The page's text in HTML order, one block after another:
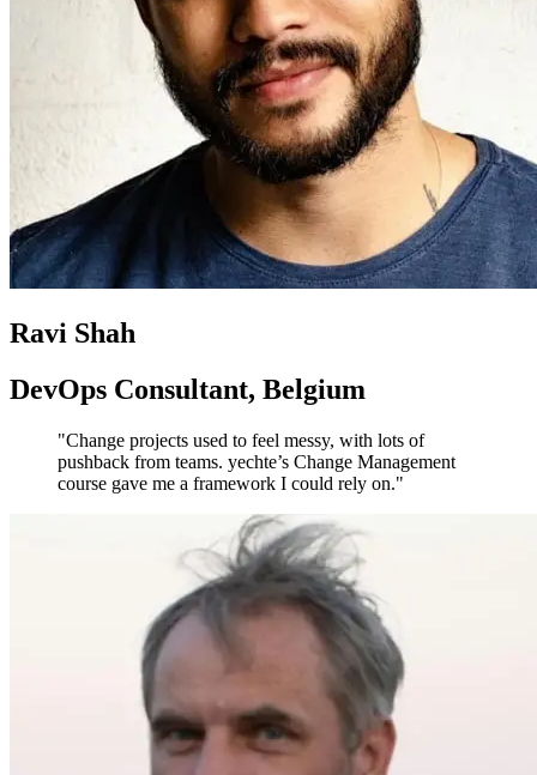
Ravi Shah
DevOps Consultant, Belgium
"Change projects used to feel messy, with lots of
pushback from teams. yechte’s Change Management
course gave me a framework I could rely on."